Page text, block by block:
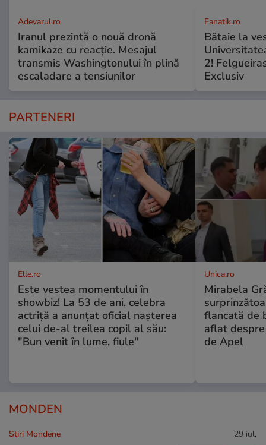
Adevarul.ro
Iranul prezintă o nouă dronă
kamikaze cu reacție. Mesajul
transmis Washingtonului în plină
escaladare a tensiunilor
Fanatik.ro
Bătaie la
2!
Exclusiv
PARTENERI
Elle.ro
Este vestea momentului în
showbiz! La 53 de ani, celebra
actriță a anunțat oficial nașterea
celui de-al treilea copil al său:
"Bun venit în lume, fiule"
Unica.ro
Mirabela
flancată de
aflat
de Apel
MONDEN
Stiri Mondene 29 iul.